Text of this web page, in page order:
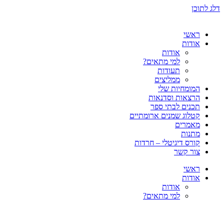
דלג לתוכן
ראשי
אודות
אודות
למי מתאים?
תעודות
ממליצים
המומחיות שלי
הרצאות וסדנאות
תכנים לבתי ספר
קטלוג שמנים ארומתיים
מאמרים
מתנות
קורס דיגיטלי – חרדות
צור קשר
ראשי
אודות
אודות
למי מתאים?